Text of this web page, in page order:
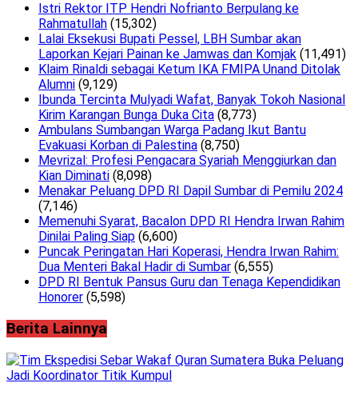
Istri Rektor ITP Hendri Nofrianto Berpulang ke
Rahmatullah (15,302)
Lalai Eksekusi Bupati Pessel, LBH Sumbar akan
Laporkan Kejari Painan ke Jamwas dan Komjak (11,491)
Klaim Rinaldi sebagai Ketum IKA FMIPA Unand Ditolak
Alumni (9,129)
Ibunda Tercinta Mulyadi Wafat, Banyak Tokoh Nasional
Kirim Karangan Bunga Duka Cita (8,773)
Ambulans Sumbangan Warga Padang Ikut Bantu
Evakuasi Korban di Palestina (8,750)
Mevrizal: Profesi Pengacara Syariah Menggiurkan dan
Kian Diminati (8,098)
Menakar Peluang DPD RI Dapil Sumbar di Pemilu 2024
(7,146)
Memenuhi Syarat, Bacalon DPD RI Hendra Irwan Rahim
Dinilai Paling Siap (6,600)
Puncak Peringatan Hari Koperasi, Hendra Irwan Rahim:
Dua Menteri Bakal Hadir di Sumbar (6,555)
DPD RI Bentuk Pansus Guru dan Tenaga Kependidikan
Honorer (5,598)
Berita Lainnya